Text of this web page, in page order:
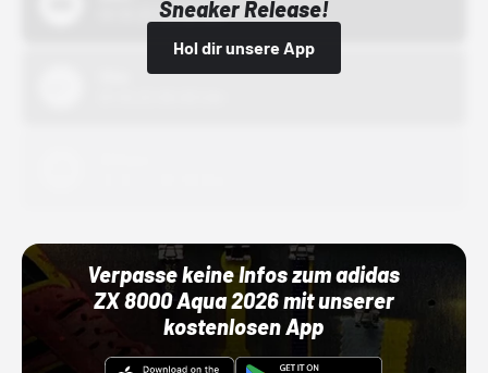
Sneaker Release!
Hol dir unsere App
01.10.22 00:00 Uhr
Verpasse keine Infos zum adidas
ZX 8000 Aqua 2026 mit unserer
kostenlosen App